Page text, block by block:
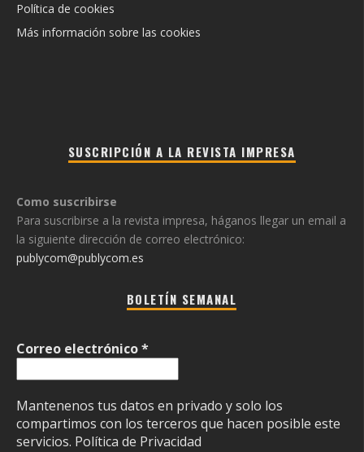
Política de cookies
Más información sobre las cookies
SUSCRIPCIÓN A LA REVISTA IMPRESA
Como suscribirse
Para suscribirse a la revista impresa, háganos llegar un email a
la siguiente dirección de correo electrónico:
publycom@publycom.es
BOLETÍN SEMANAL
Correo electrónico*
Mantenenos tus datos en privado y solo los
compartimos con los terceros que hacen posible este
servicios. Política de Privacidad